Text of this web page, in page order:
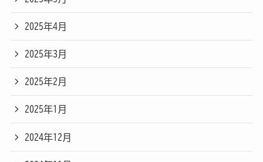
2025年4月
2025年3月
2025年2月
2025年1月
2024年12月